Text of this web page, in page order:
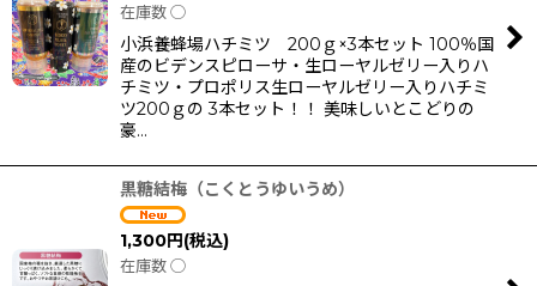
在庫数 ◯
小浜養蜂場ハチミツ 200ｇ×3本セット 100％国
産のビデンスピローサ・生ローヤルゼリー入りハ
チミツ・プロポリス生ローヤルゼリー入りハチミ
ツ200ｇの 3本セット！！ 美味しいとこどりの
豪…
黒糖結梅（こくとうゆいうめ）
1,300円(税込)
在庫数 ◯